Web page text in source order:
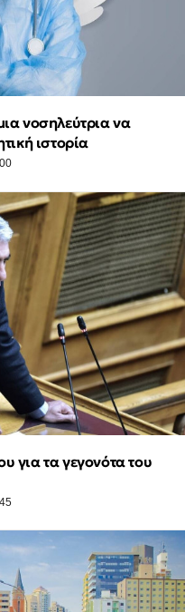
νοσηλεύτρια να
ιστορία
για τα γεγονότα του